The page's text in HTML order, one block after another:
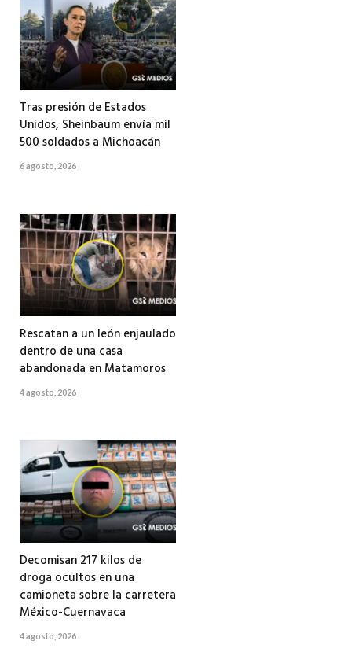
Tras presión de Estados
Unidos, Sheinbaum envía mil
500 soldados a Michoacán
6 agosto, 2026
Rescatan a un león enjaulado
dentro de una casa
abandonada en Matamoros
4 agosto, 2026
Decomisan 217 kilos de
droga ocultos en una
camioneta sobre la carretera
México-Cuernavaca
4 agosto, 2026